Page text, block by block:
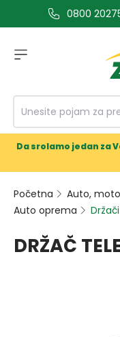
glavni sadržaj
0800
Da srolamo jedan za
Početna
Auto,
Auto oprema
DRŽAČ